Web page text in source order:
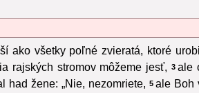
ako všetky poľné zvieratá, ktoré
rajských stromov môžeme jesť, 3 ale
had žene: „Nie, nezomriete, 5 ale Boh